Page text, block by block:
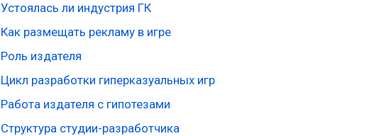
Устоялась ли индустрия ГК
Как размещать рекламу в игре
Роль издателя
Цикл разработки гиперказуальных игр
Работа издателя с гипотезами
Структура студии-разработчика